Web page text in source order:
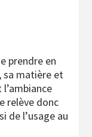
prendre en
sa matière et
relève donc
de l’usage au